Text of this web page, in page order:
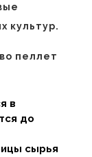
культур.
пеллет
в
до
сырья